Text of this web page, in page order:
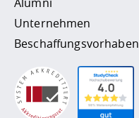
Unternehmen
Beschaffungsvorhaben